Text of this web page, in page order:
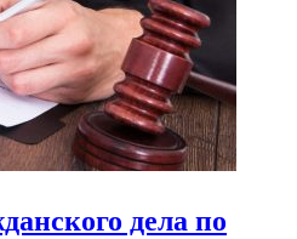
дела по